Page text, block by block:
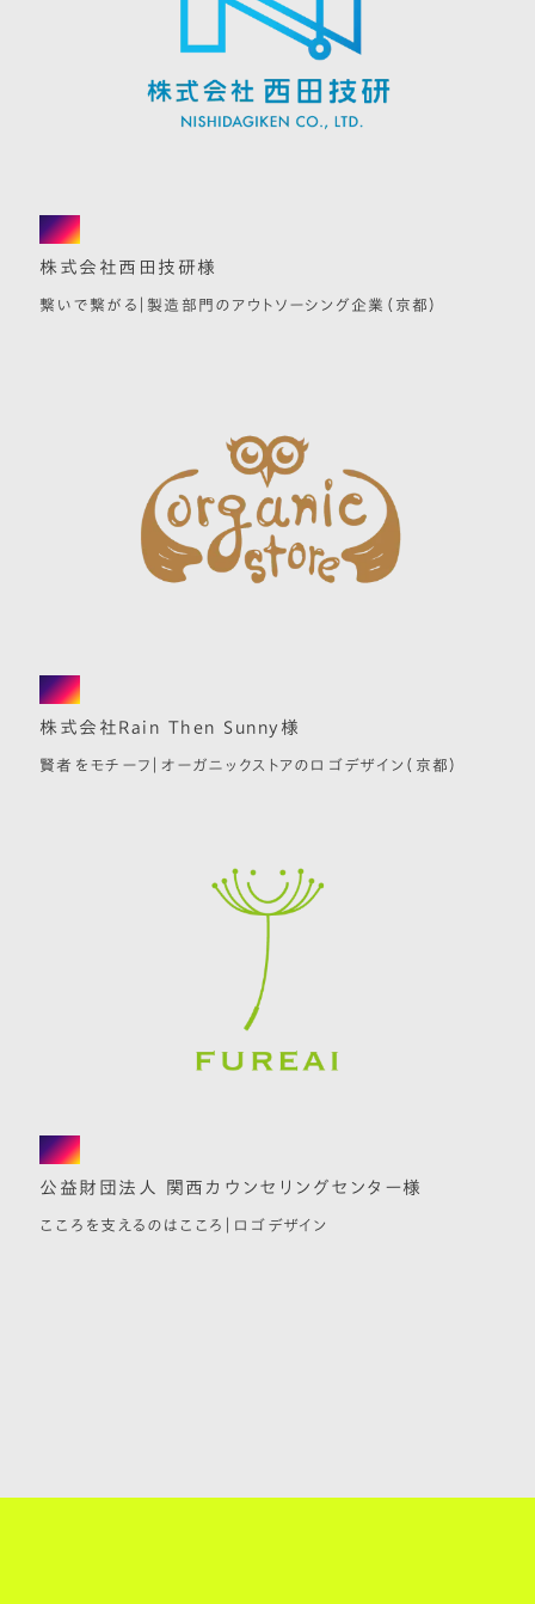
logo
株式会社西田技研様
繋いで繋がる｜製造部門のアウトソーシング企業（京都）
logo
株式会社Rain Then Sunny様
賢者をモチーフ｜オーガニックストアのロゴデザイン（京都）
logo
公益財団法人 関西カウンセリングセンター様
こころを支えるのはこころ｜ロゴデザイン